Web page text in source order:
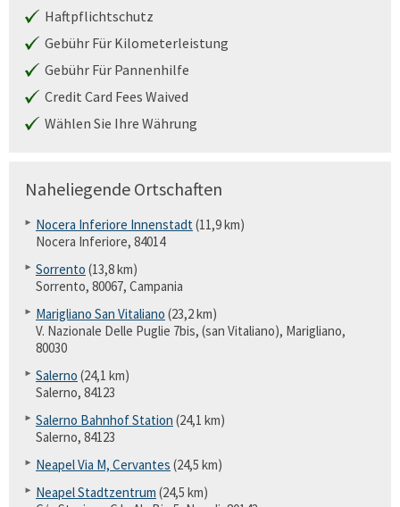
Haftpflichtschutz
Gebühr Für Kilometerleistung
Gebühr Für Pannenhilfe
Credit Card Fees Waived
Wählen Sie Ihre Währung
Naheliegende Ortschaften
Nocera Inferiore Innenstadt(11,9 km)
Nocera Inferiore, 84014
Sorrento (13,8 km)
Sorrento, 80067, Campania
Marigliano San Vitaliano (23,2 km)
V. Nazionale Delle Puglie 7bis, (san Vitaliano), Marigliano,
80030
Salerno (24,1 km)
Salerno, 84123
Salerno Bahnhof Station (24,1 km)
Salerno, 84123
Neapel Via M, Cervantes (24,5 km)
Neapel Stadtzentrum (24,5 km)